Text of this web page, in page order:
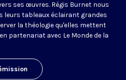
ses œuvres. Régis Burnet nous
leurs tableaux éclairant grandes
la théologie qu'elles mettent
partenariat avec Le Monde de la